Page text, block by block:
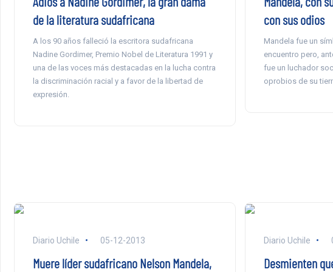
de la literatura sudafricana
A los 90 años falleció la escritora sudafricana
Nadine Gordimer, Premio Nobel de Literatura 1991 y
una de las voces más destacadas en la lucha contra
la discriminación racial y a favor de la libertad de
expresión.
con sus odios
Mandela fue un
encuentro pero,
fue un luchador
oprobios de su
Diario Uchile 05-12-2013
Muere líder sudafricano Nelson Mandela,
Diario Uchile
Desmienten